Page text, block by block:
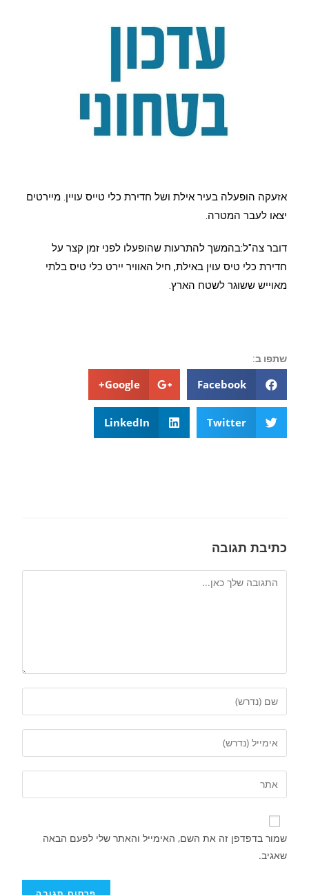
אזעקה הופעלה בעיר אילת ושל חדירת כלי טייס עויין. מיירטים
יצאו לעבר המטרה.
דובר צה"ל:בהמשך להתרעות שהופעלו לפני זמן קצר על
חדירת כלי טיס עוין באילת, חיל האוויר יירט כלי טיס בלתי
מאוייש ששוגר לשטח הארץ.
שתפו ב:
Facebook
Google+
Twitter
LinkedIn
כתיבת תגובה
שמור בדפדפן זה את השם, האימייל והאתר שלי לפעם הבאה
שאגיב.